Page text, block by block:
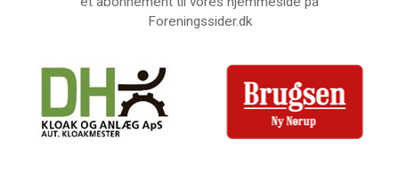
Foreningssider.dk